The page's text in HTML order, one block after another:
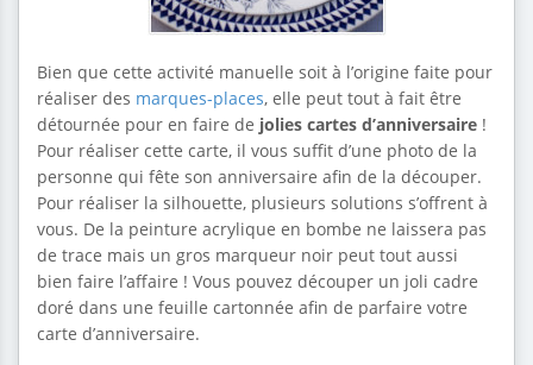
Bien que cette activité manuelle soit à l’origine faite pour
réaliser des marques-places, elle peut tout à fait être
détournée pour en faire de jolies cartes d’anniversaire !
Pour réaliser cette carte, il vous suffit d’une photo de la
personne qui fête son anniversaire afin de la découper.
Pour réaliser la silhouette, plusieurs solutions s’offrent à
vous. De la peinture acrylique en bombe ne laissera pas
de trace mais un gros marqueur noir peut tout aussi
bien faire l’affaire ! Vous pouvez découper un joli cadre
doré dans une feuille cartonnée afin de parfaire votre
carte d’anniversaire.